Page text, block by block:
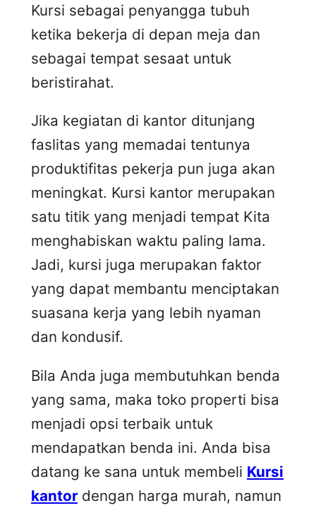
Kursi sebagai penyangga tubuh
ketika bekerja di depan meja dan
sebagai tempat sesaat untuk
beristirahat.
Jika kegiatan di kantor ditunjang
faslitas yang memadai tentunya
produktifitas pekerja pun juga akan
meningkat. Kursi kantor merupakan
satu titik yang menjadi tempat Kita
menghabiskan waktu paling lama.
Jadi, kursi juga merupakan faktor
yang dapat membantu menciptakan
suasana kerja yang lebih nyaman
dan kondusif.
Bila Anda juga membutuhkan benda
yang sama, maka toko properti bisa
menjadi opsi terbaik untuk
mendapatkan benda ini. Anda bisa
datang ke sana untuk membeli Kursi
kantor dengan harga murah, namun